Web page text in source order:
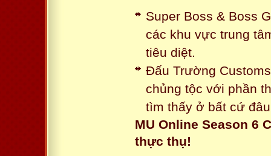
Super Boss & Boss
các khu vực trung
tiêu diệt.
Đấu Trường
chủng tộc với phần
tìm thấy ở bất cứ
MU Online Season 6
thực thụ!